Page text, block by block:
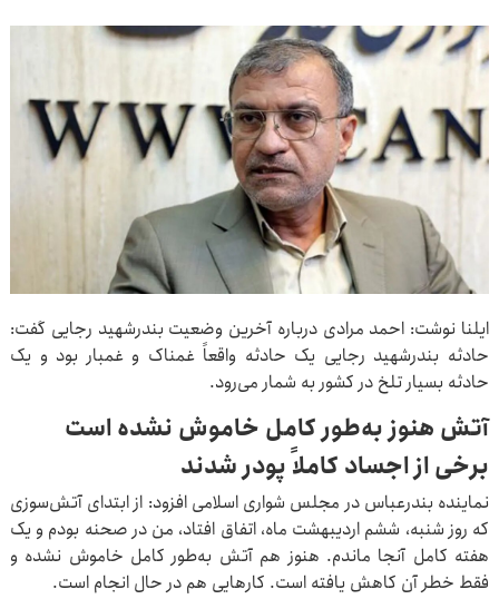
ایلنا نوشت: احمد مرادی درباره آخرین وضعیت بندرشهید رجایی گفت:
حادثه بندرشهید رجایی یک حادثه واقعاً غمناک‌ و غمبار بود و یک
حادثه بسیار تلخ در کشور به شمار می‌رود.
آتش هنوز به‌طور کامل خاموش نشده است
برخی از اجساد کاملاً پودر شدند
نماینده بندرعباس در مجلس شواری اسلامی افزود: از ابتدای آتش‌سوزی
که روز شنبه، ششم اردیبهشت ماه، اتفاق افتاد، من در صحنه بودم و یک
هفته کامل آنجا ماندم. هنوز هم آتش به‌طور کامل خاموش نشده و
فقط خطر آن کاهش یافته است. کارهایی هم در حال انجام است.